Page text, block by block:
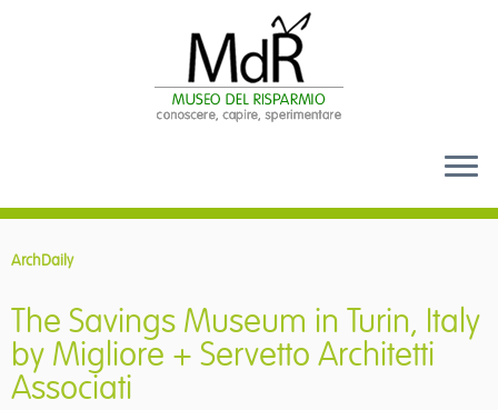
ArchDaily
The Savings Museum in Turin, Italy
by Migliore + Servetto Architetti
Associati